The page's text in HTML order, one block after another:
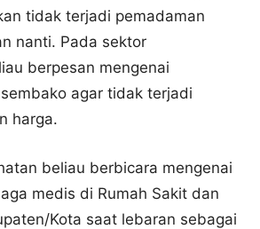
tidak terjadi pemadaman
nanti. Pada sektor
berpesan mengenai
agar tidak terjadi
harga.
beliau berbicara mengenai
medis di Rumah Sakit dan
Kota saat lebaran sebagai